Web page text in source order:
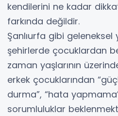
kendilerini ne kadar
farkında değildir.
Şanlıurfa gibi geleneksel
şehirlerde çocuklardan
zaman yaşlarının
erkek çocuklarından
durma”, “hata
sorumluluklar